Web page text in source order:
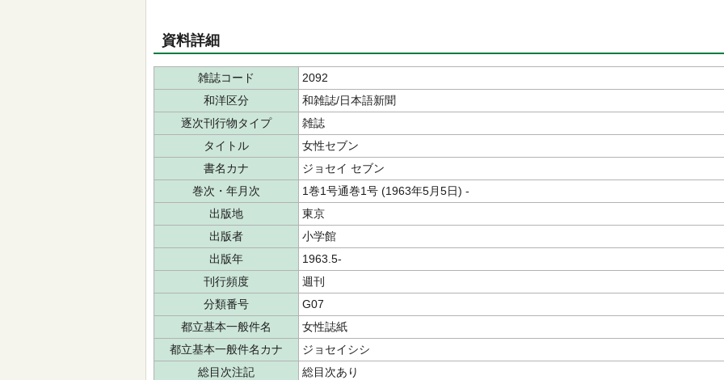
資料詳細
雑誌コード
2092
和洋区分
和雑誌/日本語新聞
逐次刊行物タイプ
雑誌
タイトル
女性セブン
書名カナ
ジョセイ セブン
巻次・年月次
1巻1号通巻1号 (1963年5月5日) -
出版地
東京
出版者
小学館
出版年
1963.5-
刊行頻度
週刊
分類番号
G07
都立基本一般件名
女性誌紙
都立基本一般件名カナ
ジョセイシシ
総目次注記
総目次あり